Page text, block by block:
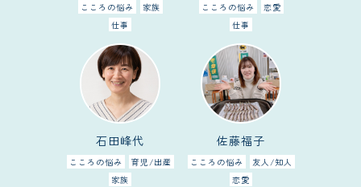
こころの悩み
家族
仕事
こころの悩み
恋愛
仕事
石田峰代
こころの悩み
育児/出産
家族
佐藤福子
こころの悩み
友人/知人
恋愛